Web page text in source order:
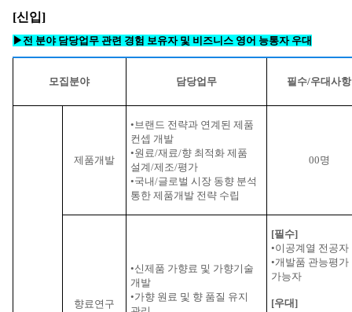
[신입]
▶전 분야 담당업무 관련 경험 보유자 및 비즈니스 영어 능통자 우대
모집분야 담당업무 필수/우대사항
제품개발
•브랜드 전략과 연계된 제품
컨셉 개발
•원료/재료/향 최적화 제품
설계/제조/평가
•국내/글로벌 시장 동향 분석
통한 제품개발 전략 수립
00명
향료연구
•신제품 가향료 및 가향기술
개발
•가향 원료 및 향 품질 유지
[필수]
•이공계열 전공자
•개발품 관능평가
가능자
[우대]